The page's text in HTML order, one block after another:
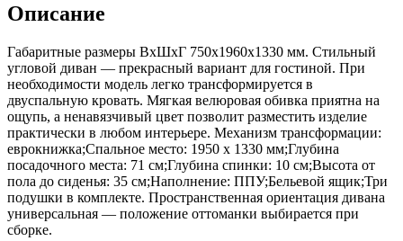
Описание
Габаритные размеры ВхШхГ 750x1960x1330 мм. Стильный
угловой диван — прекрасный вариант для гостиной. При
необходимости модель легко трансформируется в
двуспальную кровать. Мягкая велюровая обивка приятна на
ощупь, а ненавязчивый цвет позволит разместить изделие
практически в любом интерьере. Механизм трансформации:
еврокнижка;Спальное место: 1950 х 1330 мм;Глубина
посадочного места: 71 см;Глубина спинки: 10 см;Высота от
пола до сиденья: 35 см;Наполнение: ППУ;Бельевой ящик;Три
подушки в комплекте. Пространственная ориентация дивана
универсальная — положение оттоманки выбирается при
сборке.